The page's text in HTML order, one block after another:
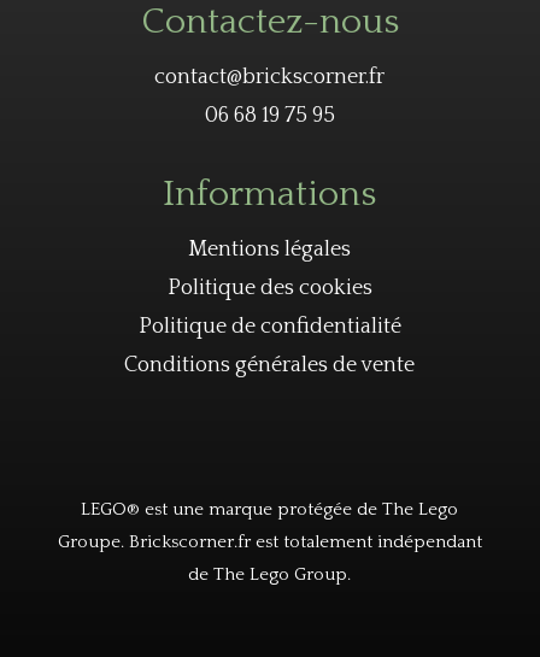
Contactez-nous
contact@brickscorner.fr
06 68 19 75 95
Informations
Mentions légales
Politique des cookies
Politique de confidentialité
Conditions générales de vente
LEGO® est une marque protégée de The Lego
Groupe. Brickscorner.fr est totalement indépendant
de The Lego Group.